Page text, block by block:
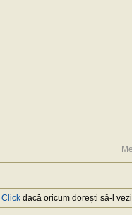
Click dacă oricum dorești să-l